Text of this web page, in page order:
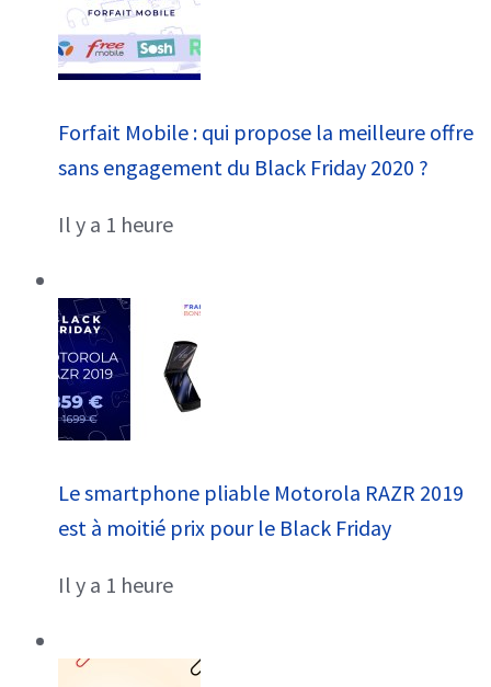
Forfait Mobile : qui propose la meilleure offre
sans engagement du Black Friday 2020 ?
Il y a 1 heure
Le smartphone pliable Motorola RAZR 2019
est à moitié prix pour le Black Friday
Il y a 1 heure